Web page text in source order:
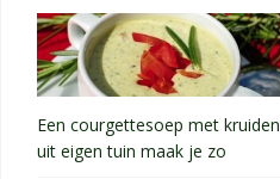
Een courgettesoep met kruiden
uit eigen tuin maak je zo